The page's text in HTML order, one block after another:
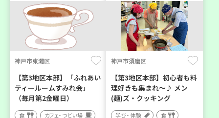
神戸市東灘区
【第3地区本部】「ふれあい
ティールームすみれ会」
（毎月第2金曜日）
食 カフェ・つどい場
神戸市須磨区
【第3地区本部】初心者も料
理好きも集まれ～♪ メン
(麺)ズ・クッキング
学び・体験 食